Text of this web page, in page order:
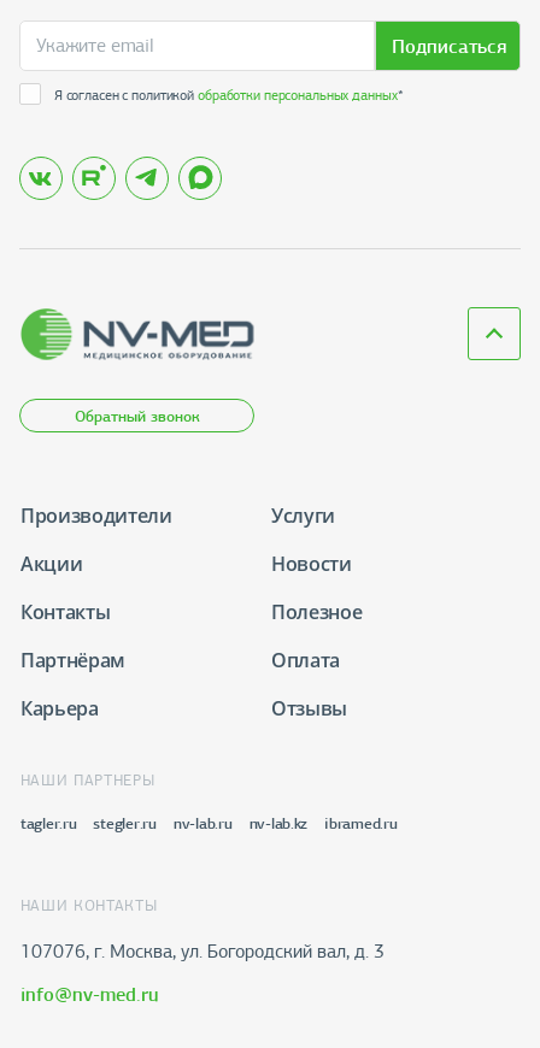
Подписаться
Я согласен с политикойобработки персональных данных*
Обратный звонок
Производители
Услуги
Акции
Новости
Контакты
Полезное
Партнёрам
Оплата
Карьера
Отзывы
НАШИ ПАРТНЕРЫ
tagler.ru stegler.ru nv-lab.ru nv-lab.kz ibramed.ru
НАШИ КОНТАКТЫ
107076, г. Москва, ул. Богородский вал, д. 3
info@nv-med.ru